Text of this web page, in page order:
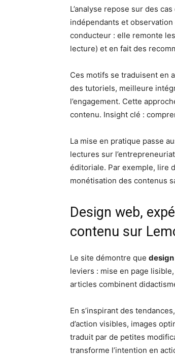
L’analyse repose sur des
indépendants et
conducteur : elle remonte
lecture) et en fait des
Ces motifs se traduisent en
des tutoriels, meilleure
l’engagement. Cette
contenu. Insight clé :
La mise en pratique passe
lectures sur
éditoriale. Par exemple, lire
monétisation des contenus
Design web,
contenu sur
Le site démontre que
leviers : mise en page
articles combinent
En s’inspirant des
d’action visibles, images
traduit par de petites
transforme l’intention en